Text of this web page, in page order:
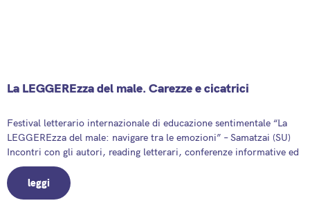
La LEGGEREzza del male. Carezze e cicatrici
Festival letterario internazionale di educazione sentimentale “La
LEGGEREzza del male: navigare tra le emozioni” – Samatzai (SU)
Incontri con gli autori, reading letterari, conferenze informative ed
leggi